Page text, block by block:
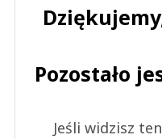
Pozostało
Jeśli widzisz